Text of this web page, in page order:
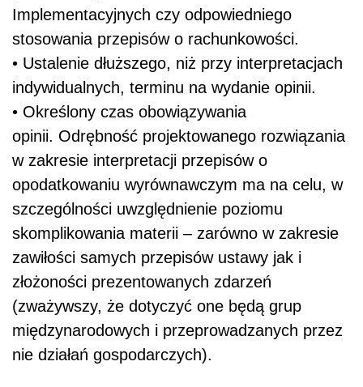
Implementacyjnych czy odpowiedniego
stosowania przepisów o rachunkowości.
• Ustalenie dłuższego, niż przy interpretacjach
indywidualnych, terminu na wydanie opinii.
• Określony czas obowiązywania
opinii. Odrębność projektowanego rozwiązania
w zakresie interpretacji przepisów o
opodatkowaniu wyrównawczym ma na celu, w
szczególności uwzględnienie poziomu
skomplikowania materii – zarówno w zakresie
zawiłości samych przepisów ustawy jak i
złożoności prezentowanych zdarzeń
(zważywszy, że dotyczyć one będą grup
międzynarodowych i przeprowadzanych przez
nie działań gospodarczych).